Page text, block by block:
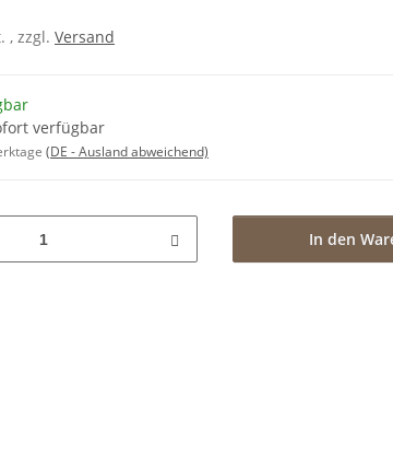
, zzgl. Versand
verfügbar
(DE - Ausland abweichend)
In den